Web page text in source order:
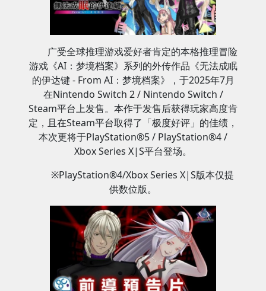
广受全球推理游戏爱好者肯定的本格推理冒险
游戏《AI：梦境档案》系列的外传作品《无法成眠
的伊达键 - From AI：梦境档案》，于2025年7月
在Nintendo Switch 2 / Nintendo Switch /
Steam平台上发售。本作于发售后获得玩家高度肯
定，且在Steam平台取得了「极度好评」的佳绩，
本次更将于PlayStation®5 / PlayStation®4 /
Xbox Series X|S平台登场。
※PlayStation®4/Xbox Series X|S版本仅提
供数位版。